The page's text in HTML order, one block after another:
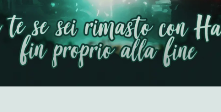
rimasto con Harry